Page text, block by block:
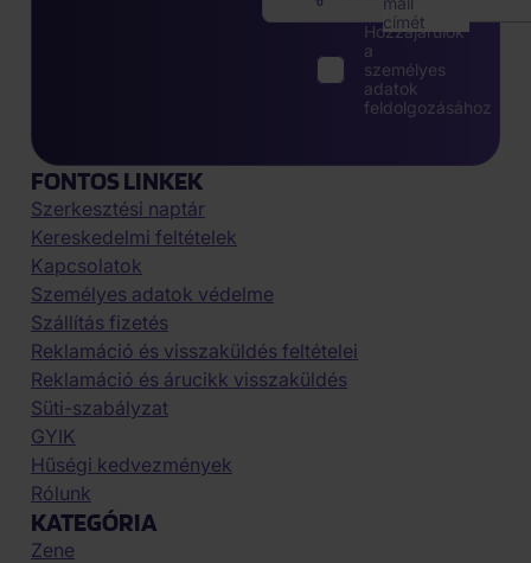
címét
Hozzájárulok
a
személyes
adatok
feldolgozásához
FONTOS LINKEK
Szerkesztési naptár
Kereskedelmi feltételek
Kapcsolatok
Személyes adatok védelme
Szállítás fizetés
Reklamáció és visszaküldés feltételei
Reklamáció és árucikk visszaküldés
Süti-szabályzat
GYIK
Hűségi kedvezmények
Rólunk
KATEGÓRIA
Zene